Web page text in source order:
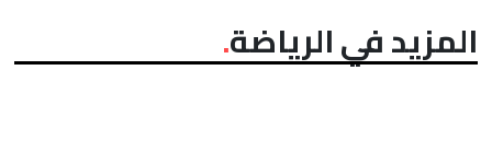
المزيد في الرياضة